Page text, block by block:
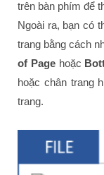
trên bàn phím để
Ngoài ra, bạn có
trang bằng cách
of Pagehoặc
hoặc chân trang
trang.